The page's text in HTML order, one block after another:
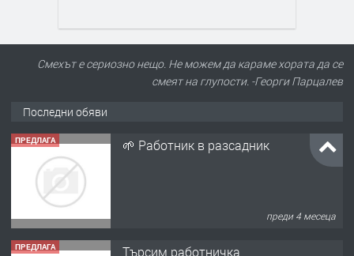
Смехът е сериозно нещо. Не можем да караме хората да се
смеят на глупости. -Георги Парцалев
Последни обяви
ПРЕДЛАГА 🌱 Работник в разсадник
преди 4 месеца
ПРЕДЛАГА Търсим работничка